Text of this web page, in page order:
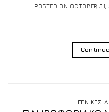
POSTED ON OCTOBER
ΓΕΝΙΚΕΣ